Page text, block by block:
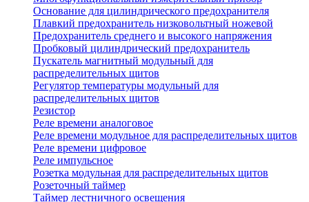
Основание для цилиндрического предохранителя
Плавкий предохранитель низковольтный ножевой
Предохранитель среднего и высокого напряжения
Пробковый цилиндрический предохранитель
Пускатель магнитный модульный для
распределительных щитов
Регулятор температуры модульный для
распределительных щитов
Резистор
Реле времени аналоговое
Реле времени модульное для распределительных щитов
Реле времени цифровое
Реле импульсное
Розетка модульная для распределительных щитов
Розеточный таймер
Таймер лестничного освещения